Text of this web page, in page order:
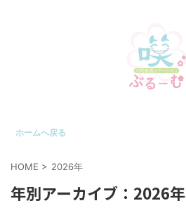
ホームへ戻る
HOME > 2026年
年別アーカイブ：2026年